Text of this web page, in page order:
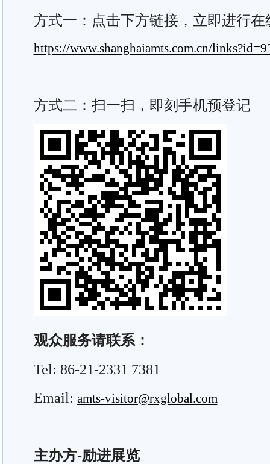
方式一：点击下方链接，立即进行在
https://www.shanghaiamts.com.cn/
方式二：扫一扫，即刻手机预登记
观众服务请联系：
Tel: 86-21-2331 7381
Email: amts-visitor@rxglobal.com
主办方-励进展览